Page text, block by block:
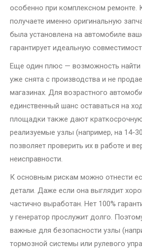
особенно при комплексном ремонте.
получаете именно оригинальную
была установлена на автомобиле
гарантирует идеальную
Еще один плюс — возможность найти
уже снята с производства и не
магазинах. Для возрастного
единственный шанс оставаться на
площадки также дают
реализуемые узлы (например, на 14-
позволяет проверить их в работе и
неисправности.
К основным рискам можно отнести
детали. Даже если она выглядит
частично выработан. Нет 100%
у генератор прослужит долго.
важные для безопасности узлы
тормозной системы или рулевого